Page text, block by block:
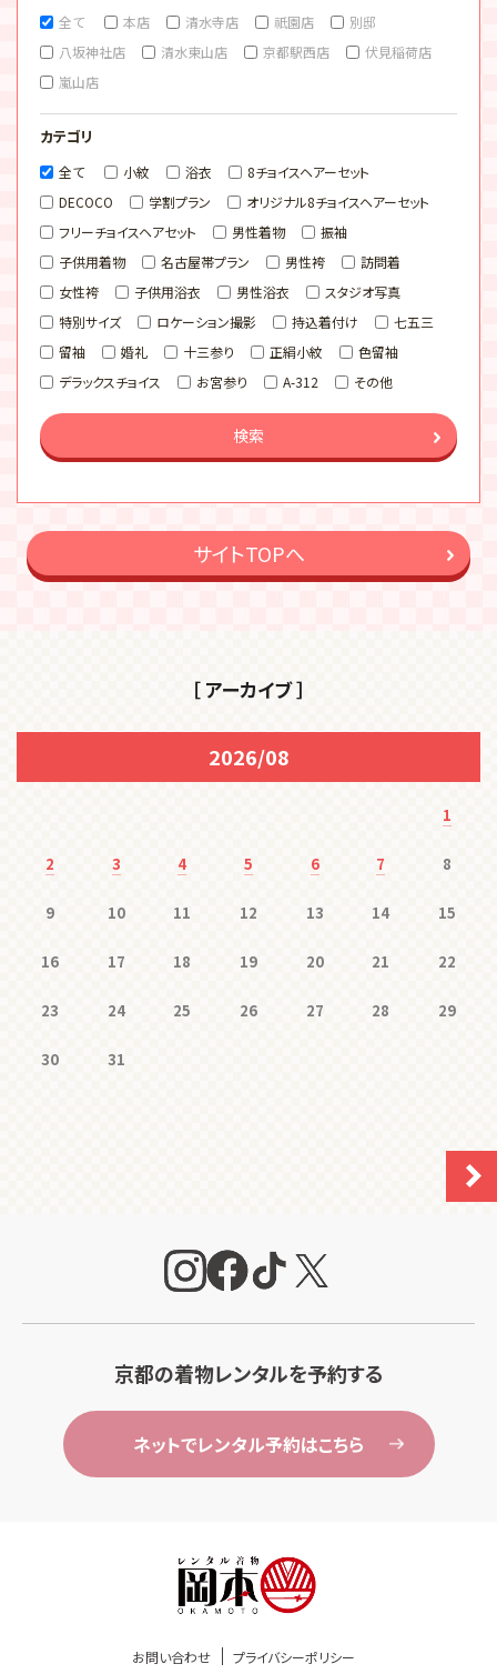
全て 本店 清水寺店 祇園店
別邸
八坂神社店
清水東山店 京都駅西店
伏見稲荷店
嵐山店
カテゴリ
全て 小紋 浴衣
8チョイスヘアーセット
DECOCO
学割プラン
オリジナル8チョイスヘアーセット
フリーチョイスヘアセット
男性着物
振袖
子供用着物
名古屋帯プラン 男性袴
訪問着
女性袴
子供用浴衣 男性浴衣
スタジオ写真
特別サイズ
ロケーション撮影 持込着付け
七五三
留袖
婚礼 十三参り 正絹小紋
色留袖
デラックスチョイス
お宮参り A-312 その他
検索
サイトTOPへ
［ アーカイブ ］
2026/08
1
2 3 4 5 6 7 8
9 10 11 12 13 14 15
16 17 18 19 20 21 22
23 24 25 26 27 28 29
30 31
京都の着物レンタルを予約する
ネットでレンタル予約はこちら
お問い合わせ プライバシーポリシー